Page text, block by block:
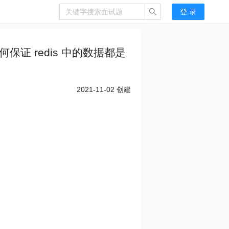
登 录
保证 redis 中的数据都是
2021-11-02 创建